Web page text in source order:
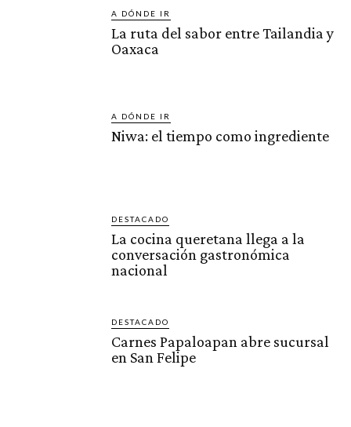
A DÓNDE IR
La ruta del sabor entre Tailandia y
Oaxaca
A DÓNDE IR
Niwa: el tiempo como ingrediente
DESTACADO
La cocina queretana llega a la
conversación gastronómica
nacional
DESTACADO
Carnes Papaloapan abre sucursal
en San Felipe